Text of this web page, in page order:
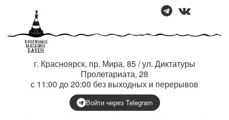
г. Красноярск, пр. Мира, 85 / ул. Диктатуры
Пролетариата, 28
с 11:00 до 20:00 без выходных и перерывов
Войти через Telegram